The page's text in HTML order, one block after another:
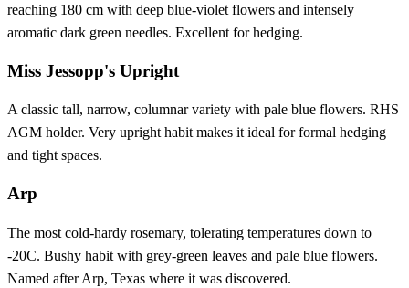
reaching 180 cm with deep blue-violet flowers and intensely
aromatic dark green needles. Excellent for hedging.
Miss Jessopp's Upright
A classic tall, narrow, columnar variety with pale blue flowers. RHS
AGM holder. Very upright habit makes it ideal for formal hedging
and tight spaces.
Arp
The most cold-hardy rosemary, tolerating temperatures down to
-20C. Bushy habit with grey-green leaves and pale blue flowers.
Named after Arp, Texas where it was discovered.